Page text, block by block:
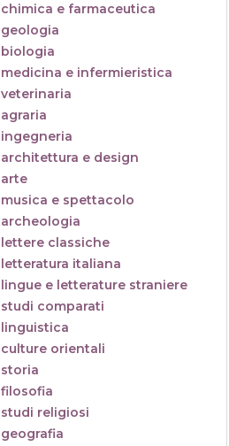
chimica e farmaceutica
geologia
biologia
medicina e infermieristica
veterinaria
agraria
ingegneria
architettura e design
arte
musica e spettacolo
archeologia
lettere classiche
letteratura italiana
lingue e letterature straniere
studi comparati
linguistica
culture orientali
storia
filosofia
studi religiosi
geografia